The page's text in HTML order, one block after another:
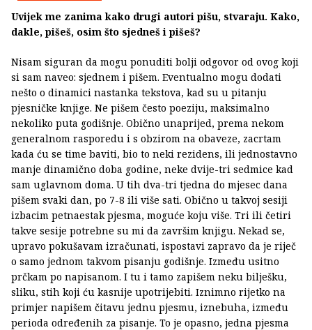
Uvijek me zanima kako drugi autori pišu, stvaraju. Kako,
dakle, pišeš, osim što sjedneš i pišeš?
Nisam siguran da mogu ponuditi bolji odgovor od ovog koji
si sam naveo: sjednem i pišem. Eventualno mogu dodati
nešto o dinamici nastanka tekstova, kad su u pitanju
pjesničke knjige. Ne pišem često poeziju, maksimalno
nekoliko puta godišnje. Obično unaprijed, prema nekom
generalnom rasporedu i s obzirom na obaveze, zacrtam
kada ću se time baviti, bio to neki rezidens, ili jednostavno
manje dinamično doba godine, neke dvije-tri sedmice kad
sam uglavnom doma. U tih dva-tri tjedna do mjesec dana
pišem svaki dan, po 7-8 ili više sati. Obično u takvoj sesiji
izbacim petnaestak pjesma, moguće koju više. Tri ili četiri
takve sesije potrebne su mi da završim knjigu. Nekad se,
upravo pokušavam izračunati, ispostavi zapravo da je riječ
o samo jednom takvom pisanju godišnje. Između usitno
prčkam po napisanom. I tu i tamo zapišem neku bilješku,
sliku, stih koji ću kasnije upotrijebiti. Iznimno rijetko na
primjer napišem čitavu jednu pjesmu, iznebuha, između
perioda određenih za pisanje. To je opasno, jedna pjesma